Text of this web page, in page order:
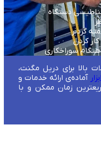
دستگاه
گردبر
کردن
سوراخکاری
بالا برای دریل مگنت،
آماده‌ی ارائه خدمات و
زمان ممکن و با